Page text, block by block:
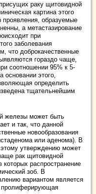
раку щитовидной
картина этого
проявления, образуемые
а метастазирование
при
заболевания
что доброкачественные
гораздо чаще,
соотношении 95% к 5-
основании этого,
определить
тщательнейшим
железы может быть
и так, что данной
новообразования
или аденома). В
этому утверждению может
рак щитовидной
распространение
зоб. В
вариантом является
пролиферирующая